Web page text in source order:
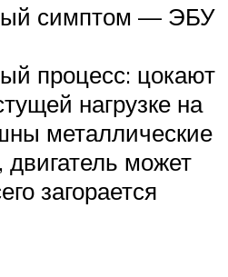
симптом — ЭБУ
процесс: цокают
нагрузке на
металлические
может
загорается